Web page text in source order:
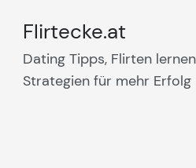
Flirtecke.at
Dating Tipps, Flirten
Strategien für mehr Erfolg